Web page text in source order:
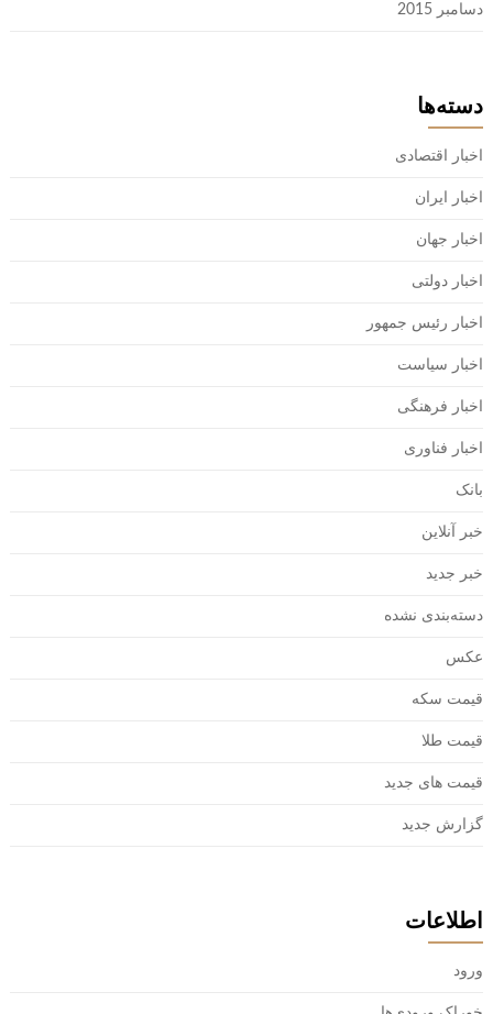
دسامبر 2015
دسته‌ها
اخبار اقتصادی
اخبار ایران
اخبار جهان
اخبار دولتی
اخبار رئیس جمهور
اخبار سیاست
اخبار فرهنگی
اخبار فناوری
بانک
خبر آنلاین
خبر جدید
دسته‌بندی نشده
عکس
قیمت سکه
قیمت طلا
قیمت های جدید
گزارش جدید
اطلاعات
ورود